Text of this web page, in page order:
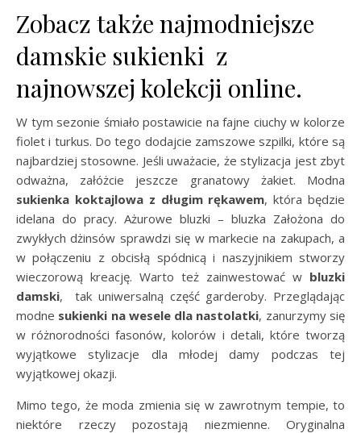
Zobacz także najmodniejsze
damskie sukienki z
najnowszej kolekcji online.
W tym sezonie śmiało postawicie na fajne ciuchy w kolorze
fiolet i turkus. Do tego dodajcie zamszowe szpilki, które są
najbardziej stosowne. Jeśli uważacie, że stylizacja jest zbyt
odważna, załóżcie jeszcze granatowy żakiet. Modna
sukienka koktajlowa z długim rękawem, która będzie
idelana do pracy. Ażurowe bluzki – bluzka Założona do
zwykłych dżinsów sprawdzi się w markecie na zakupach, a
w połączeniu z obcisłą spódnicą i naszyjnikiem stworzy
wieczorową kreację. Warto też zainwestować w bluzki
damski, tak uniwersalną część garderoby. Przeglądając
modne sukienki na wesele dla nastolatki, zanurzymy się
w różnorodności fasonów, kolorów i detali, które tworzą
wyjątkowe stylizacje dla młodej damy podczas tej
wyjątkowej okazji.
Mimo tego, że moda zmienia się w zawrotnym tempie, to
niektóre rzeczy pozostają niezmienne. Oryginalna